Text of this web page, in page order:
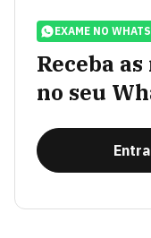
EXAME NO
Receba
no seu